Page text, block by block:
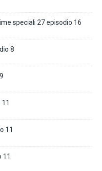
speciali 27 episodio 16
8
11
11